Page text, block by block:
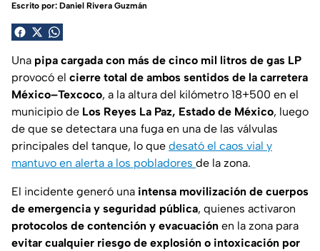
Escrito por: Daniel Rivera Guzmán
Una pipa cargada con más de cinco mil litros de gas LP
provocó el cierre total de ambos sentidos de la carretera
México–Texcoco, a la altura del kilómetro 18+500 en el
municipio de Los Reyes La Paz, Estado de México, luego
de que se detectara una fuga en una de las válvulas
principales del tanque, lo que desató el caos vial y
mantuvo en alerta a los pobladores de la zona.
El incidente generó una intensa movilización de cuerpos
de emergencia y seguridad pública, quienes activaron
protocolos de contención y evacuación en la zona para
evitar cualquier riesgo de explosión o intoxicación por